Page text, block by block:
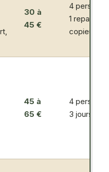
30 à
45 €
4
1 repas
copieux
45 à
65 €
4
3 jours